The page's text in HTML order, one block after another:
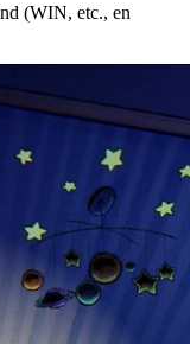
(WIN, etc., en